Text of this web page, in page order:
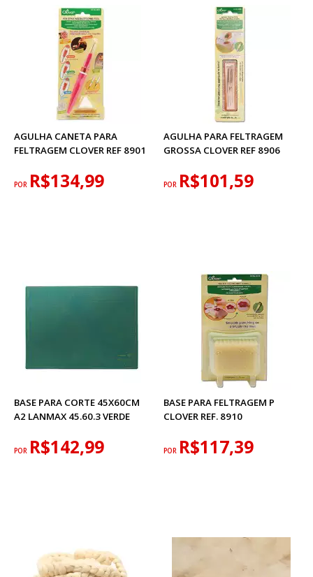
AGULHA CANETA PARA
FELTRAGEM CLOVER REF 8901
POR R$134,99
AGULHA PARA FELTRAGEM
GROSSA CLOVER REF 8906
POR R$101,59
BASE PARA CORTE 45X60CM
A2 LANMAX 45.60.3 VERDE
POR R$142,99
BASE PARA FELTRAGEM P
CLOVER REF. 8910
POR R$117,39